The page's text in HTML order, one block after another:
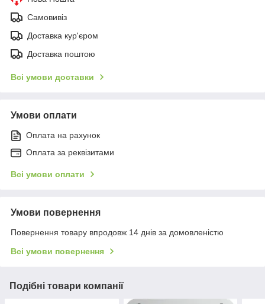
Самовивіз
Доставка кур'єром
Доставка поштою
Всі умови доставки
Умови оплати
Оплата на рахунок
Оплата за реквізитами
Всі умови оплати
Умови повернення
Повернення товару впродовж 14 днів за домовленістю
Всі умови повернення
Подібні товари компанії